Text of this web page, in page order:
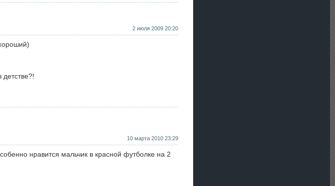
2 июля 2009 20:20
10 марта 2010 23:29
нравится мальчик в красной футболке на 2